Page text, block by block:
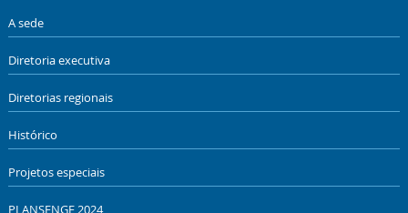
A sede
Diretoria executiva
Diretorias regionais
Histórico
Projetos especiais